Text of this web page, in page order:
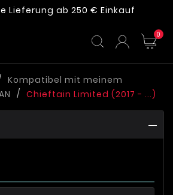
Lieferung ab 250 € Einkauf
0
Kompatibel mit meinem
Chieftain Limited (2017 - ...)